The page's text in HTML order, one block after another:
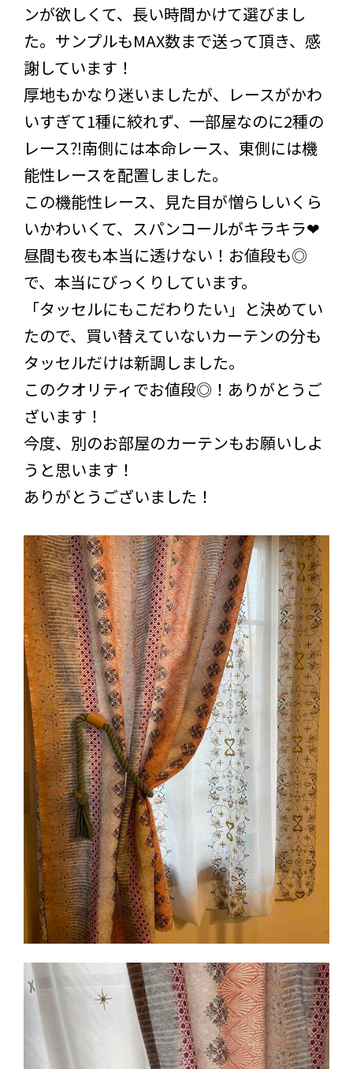
ンが欲しくて、長い時間かけて選びまし
た。サンプルもMAX数まで送って頂き、感
謝しています！
厚地もかなり迷いましたが、レースがかわ
いすぎて1種に絞れず、一部屋なのに2種の
レース⁈南側には本命レース、東側には機
能性レースを配置しました。
この機能性レース、見た目が憎らしいくら
いかわいくて、スパンコールがキラキラ❤︎
昼間も夜も本当に透けない！お値段も◎
で、本当にびっくりしています。
「タッセルにもこだわりたい」と決めてい
たので、買い替えていないカーテンの分も
タッセルだけは新調しました。
このクオリティでお値段◎！ありがとうご
ざいます！
今度、別のお部屋のカーテンもお願いしよ
うと思います！
ありがとうございました！